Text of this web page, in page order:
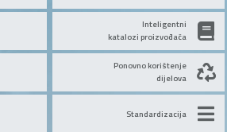
Inteligentni
katalozi proizvođača
Ponovno korištenje
dijelova
Standardizacija